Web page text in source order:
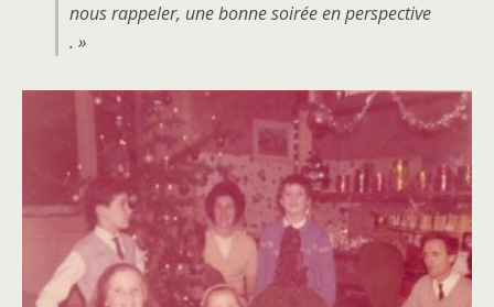
nous rappeler, une bonne soirée en perspective
. »